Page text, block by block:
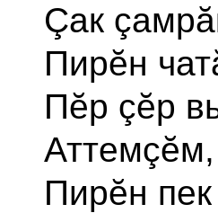
Çак
Пирĕн
Пĕр çĕр
Пирĕн